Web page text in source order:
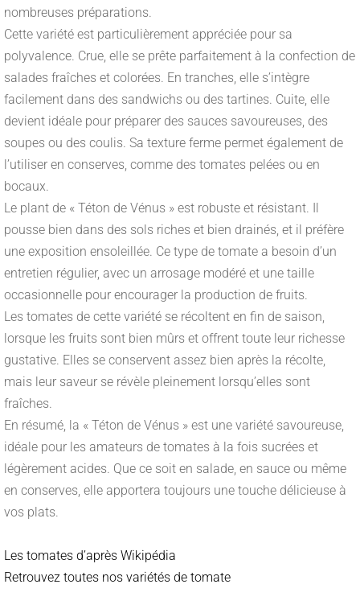
nombreuses préparations.
Cette variété est particulièrement appréciée pour sa
polyvalence. Crue, elle se prête parfaitement à la confection de
salades fraîches et colorées. En tranches, elle s’intègre
facilement dans des sandwichs ou des tartines. Cuite, elle
devient idéale pour préparer des sauces savoureuses, des
soupes ou des coulis. Sa texture ferme permet également de
l’utiliser en conserves, comme des tomates pelées ou en
bocaux.
Le plant de « Téton de Vénus » est robuste et résistant. Il
pousse bien dans des sols riches et bien drainés, et il préfère
une exposition ensoleillée. Ce type de tomate a besoin d’un
entretien régulier, avec un arrosage modéré et une taille
occasionnelle pour encourager la production de fruits.
Les tomates de cette variété se récoltent en fin de saison,
lorsque les fruits sont bien mûrs et offrent toute leur richesse
gustative. Elles se conservent assez bien après la récolte,
mais leur saveur se révèle pleinement lorsqu’elles sont
fraîches.
En résumé, la « Téton de Vénus » est une variété savoureuse,
idéale pour les amateurs de tomates à la fois sucrées et
légèrement acides. Que ce soit en salade, en sauce ou même
en conserves, elle apportera toujours une touche délicieuse à
vos plats.
Les tomates d’après Wikipédia
Retrouvez toutes nos variétés de tomate